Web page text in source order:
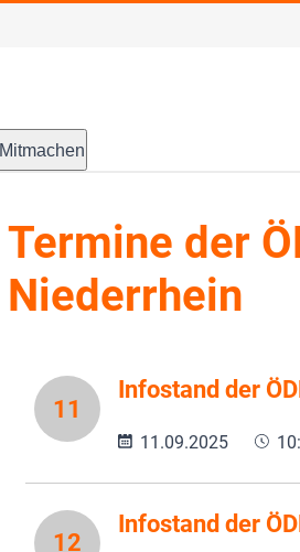
Mitmachen
Termine der
Niederrhein
11
Infostand der
11.09.2025
12
Infostand der